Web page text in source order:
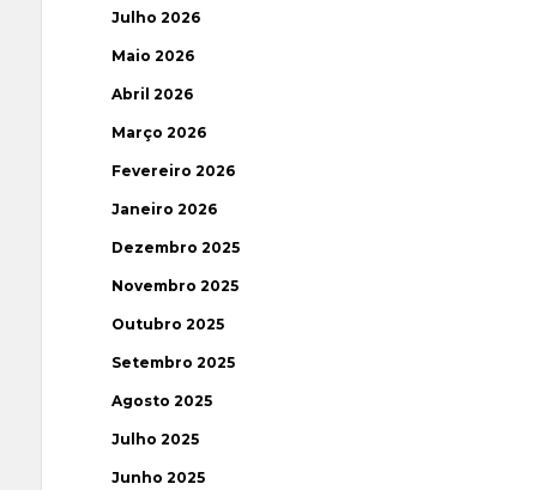
Julho 2026
Maio 2026
Abril 2026
Março 2026
Fevereiro 2026
Janeiro 2026
Dezembro 2025
Novembro 2025
Outubro 2025
Setembro 2025
Agosto 2025
Julho 2025
Junho 2025